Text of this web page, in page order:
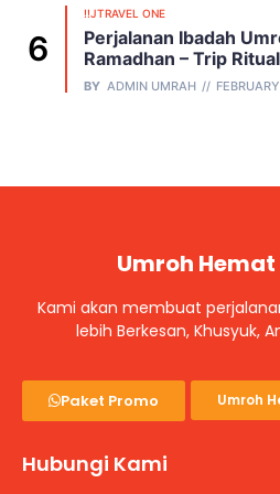
!!JTRAVEL ONE
Perjalanan Ibadah
Ramadhan – Trip
BY ADMIN UMRAH
Umroh Hemat
Kami akan membuat
lebih Berkesan, Khusyuk,
Paket Promo Umroh
Hubungi Kami